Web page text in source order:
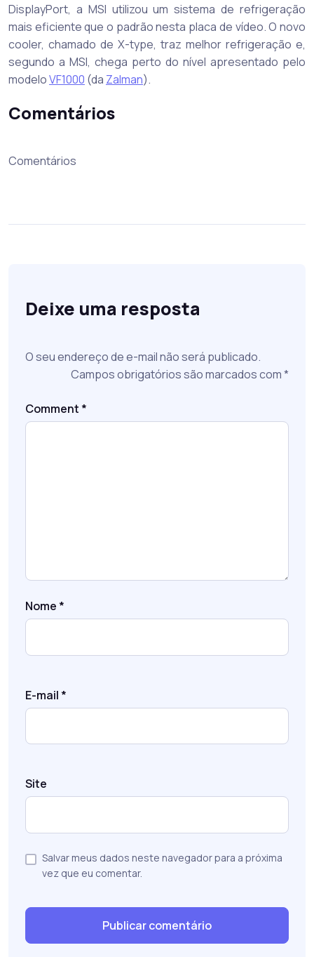
DisplayPort, a MSI utilizou um sistema de refrigeração
mais eficiente que o padrão nesta placa de vídeo. O novo
cooler, chamado de X-type, traz melhor refrigeração e,
segundo a MSI, chega perto do nível apresentado pelo
modeloVF1000 (da Zalman).
Comentários
Comentários
Deixe uma resposta
O seu endereço de e-mail não será publicado.
Campos obrigatórios são marcados com*
Comment *
Nome *
E-mail *
Site
Salvar meus dados neste navegador para a próxima
vez que eu comentar.